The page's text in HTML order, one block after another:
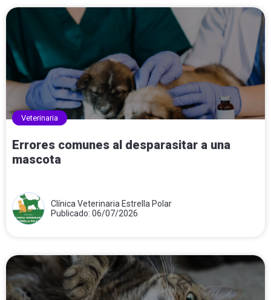
Veterinaria
Errores comunes al desparasitar a una
mascota
Clínica Veterinaria Estrella Polar
Publicado: 06/07/2026